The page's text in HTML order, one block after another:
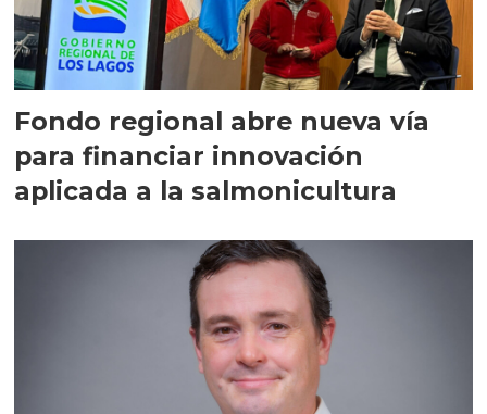
Fondo regional abre nueva vía
para financiar innovación
aplicada a la salmonicultura